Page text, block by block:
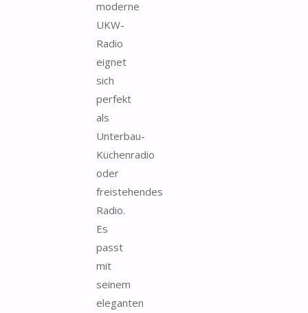
moderne
UKW-
Radio
eignet
sich
perfekt
als
Unterbau-
Küchenradio
oder
freistehendes
Radio.
Es
passt
mit
seinem
eleganten